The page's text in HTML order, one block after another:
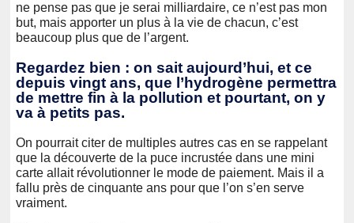
ne pense pas que je serai milliardaire, ce n’est pas mon
but, mais apporter un plus à la vie de chacun, c’est
beaucoup plus que de l’argent.
Regardez bien : on sait aujourd’hui, et ce
depuis vingt ans, que l’hydrogène permettra
de mettre fin à la pollution et pourtant, on y
va à petits pas.
On pourrait citer de multiples autres cas en se rappelant
que la découverte de la puce incrustée dans une mini
carte allait révolutionner le mode de paiement. Mais il a
fallu près de cinquante ans pour que l’on s’en serve
vraiment.